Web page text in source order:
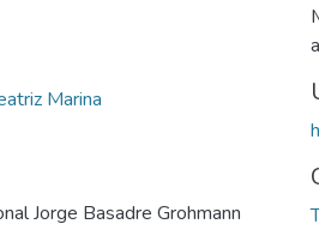
Marina
Jorge Basadre Grohmann